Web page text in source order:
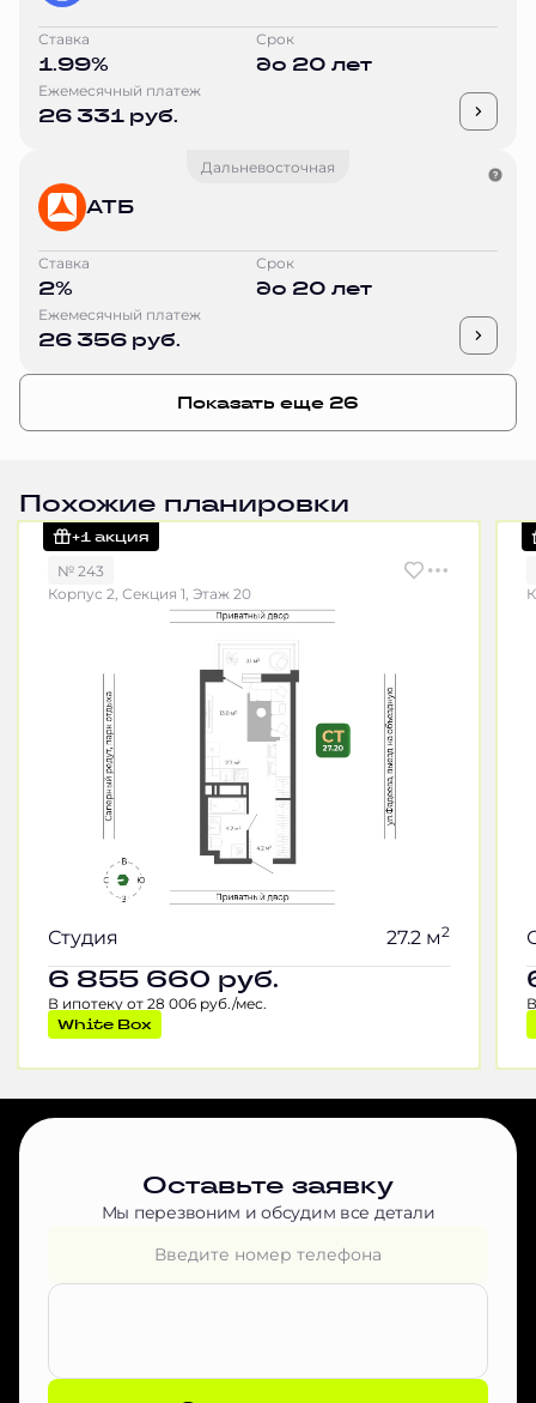
Ставка
1.99%
Срок
до 20 лет
Ежемесячный платеж
26 331 руб.
Дальневосточная
АТБ
Ставка
2%
Срок
до 20 лет
Ежемесячный платеж
26 356 руб.
Показать еще 26
Похожие планировки
+1 акция
№ 243
Корпус 2, Секция 1, Этаж 20
Студия 27.2 м2
6 855 660 руб.
В ипотеку от 28 006 руб./мес.
White Box
Оставьте заявку
Мы перезвоним и обсудим все детали